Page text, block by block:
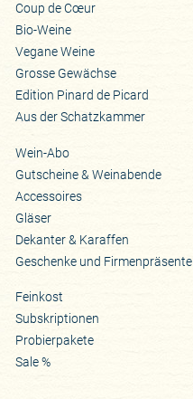
Coup de Cœur
Bio-Weine
Vegane Weine
Grosse Gewächse
Edition Pinard de Picard
Aus der Schatzkammer
Wein-Abo
Gutscheine & Weinabende
Accessoires
Gläser
Dekanter & Karaffen
Geschenke und Firmenpräsente
Feinkost
Subskriptionen
Probierpakete
Sale %